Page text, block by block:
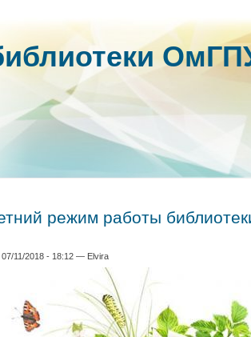
режим работы
11/2018 - 18:12 — Elvira